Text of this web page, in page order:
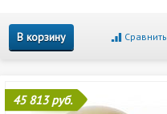
В корзину Сравнить
45 813 руб.